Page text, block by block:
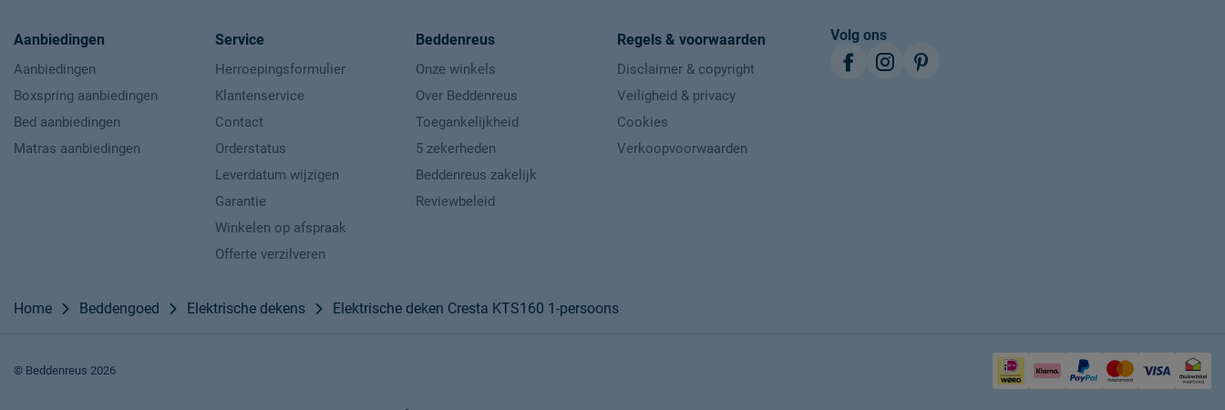
Aanbiedingen
Aanbiedingen
Boxspring aanbiedingen
Bed aanbiedingen
Matras aanbiedingen
Service
Herroepingsformulier
Klantenservice
Contact
Orderstatus
Leverdatum wijzigen
Garantie
Winkelen op afspraak
Offerte verzilveren
Beddenreus
Onze winkels
Over Beddenreus
Toegankelijkheid
5 zekerheden
Beddenreus zakelijk
Reviewbeleid
Regels & voorwaarden
Disclaimer & copyright
Veiligheid & privacy
Cookies
Verkoopvoorwaarden
Volg ons
Home Beddengoed Elektrische dekens Elektrische deken Cresta KTS160 1-persoons
© Beddenreus 2026